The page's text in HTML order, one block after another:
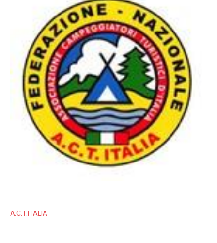
A.C.T.ITALIA